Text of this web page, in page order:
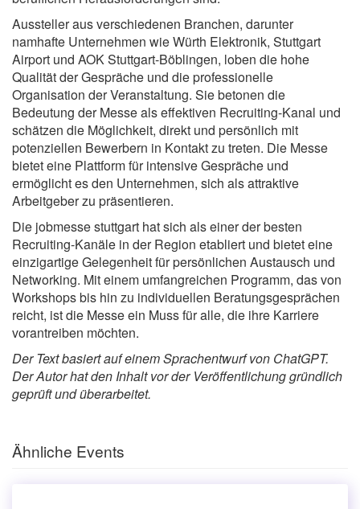
Aussteller aus verschiedenen Branchen, darunter
namhafte Unternehmen wie Würth Elektronik, Stuttgart
Airport und AOK Stuttgart-Böblingen, loben die hohe
Qualität der Gespräche und die professionelle
Organisation der Veranstaltung. Sie betonen die
Bedeutung der Messe als effektiven Recruiting-Kanal und
schätzen die Möglichkeit, direkt und persönlich mit
potenziellen Bewerbern in Kontakt zu treten. Die Messe
bietet eine Plattform für intensive Gespräche und
ermöglicht es den Unternehmen, sich als attraktive
Arbeitgeber zu präsentieren.
Die jobmesse stuttgart hat sich als einer der besten
Recruiting-Kanäle in der Region etabliert und bietet eine
einzigartige Gelegenheit für persönlichen Austausch und
Networking. Mit einem umfangreichen Programm, das von
Workshops bis hin zu individuellen Beratungsgesprächen
reicht, ist die Messe ein Muss für alle, die ihre Karriere
vorantreiben möchten.
Der Text basiert auf einem Sprachentwurf von ChatGPT.
Der Autor hat den Inhalt vor der Veröffentlichung gründlich
geprüft und überarbeitet.
Ähnliche Events